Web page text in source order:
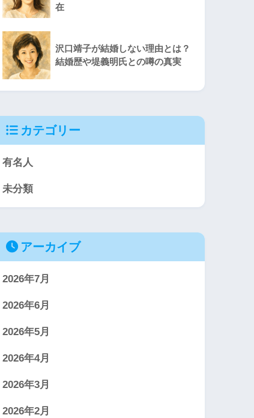
在
沢口靖子が結婚しない理由とは？
結婚歴や堤義明氏との噂の真実
カテゴリー
有名人
未分類
アーカイブ
2026年7月
2026年6月
2026年5月
2026年4月
2026年3月
2026年2月